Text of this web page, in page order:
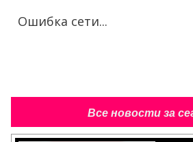
Ошибка сети...
Все новости за